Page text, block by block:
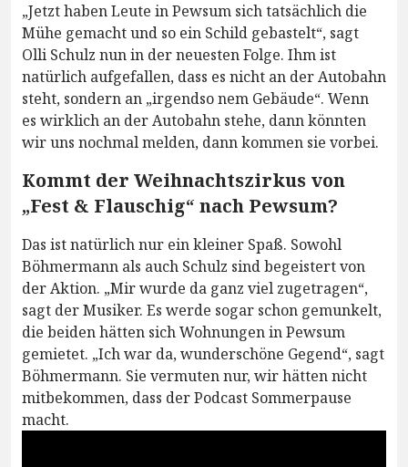
„Jetzt haben Leute in Pewsum sich tatsächlich die
Mühe gemacht und so ein Schild gebastelt“, sagt
Olli Schulz nun in der neuesten Folge. Ihm ist
natürlich aufgefallen, dass es nicht an der Autobahn
steht, sondern an „irgendso nem Gebäude“. Wenn
es wirklich an der Autobahn stehe, dann könnten
wir uns nochmal melden, dann kommen sie vorbei.
Kommt der Weihnachtszirkus von
„Fest & Flauschig“ nach Pewsum?
Das ist natürlich nur ein kleiner Spaß. Sowohl
Böhmermann als auch Schulz sind begeistert von
der Aktion. „Mir wurde da ganz viel zugetragen“,
sagt der Musiker. Es werde sogar schon gemunkelt,
die beiden hätten sich Wohnungen in Pewsum
gemietet. „Ich war da, wunderschöne Gegend“, sagt
Böhmermann. Sie vermuten nur, wir hätten nicht
mitbekommen, dass der Podcast Sommerpause
macht.